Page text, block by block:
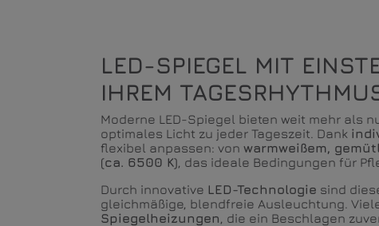
LED-SPIEGEL MIT
IHREM
Moderne LED-Spiegel bieten weit mehr als
optimales Licht zu jeder Tageszeit. Dank
flexibel anpassen: von warmweißem,
(ca. 6500 K), das ideale Bedingungen für
Durch innovative LED-Technologie sind
gleichmäßige, blendfreie Ausleuchtung.
Spiegelheizungen, die ein Beschlagen